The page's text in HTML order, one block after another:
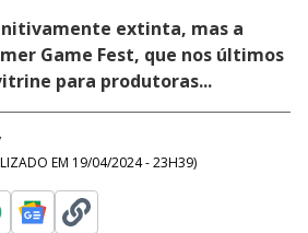
extinta, mas a
Game Fest, que nos últimos
para produtoras...
EM 19/04/2024 - 23H39)